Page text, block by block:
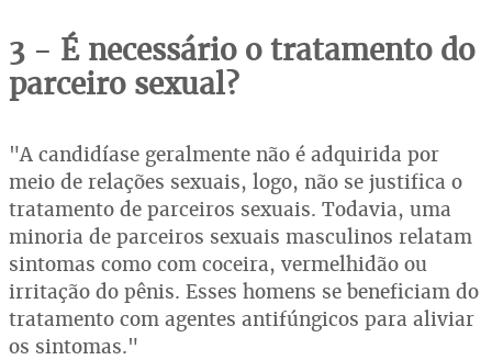
3 - É necessário o tratamento do
parceiro sexual?
"A candidíase geralmente não é adquirida por
meio de relações sexuais, logo, não se justifica o
tratamento de parceiros sexuais. Todavia, uma
minoria de parceiros sexuais masculinos relatam
sintomas como com coceira, vermelhidão ou
irritação do pênis. Esses homens se beneficiam do
tratamento com agentes antifúngicos para aliviar
os sintomas."